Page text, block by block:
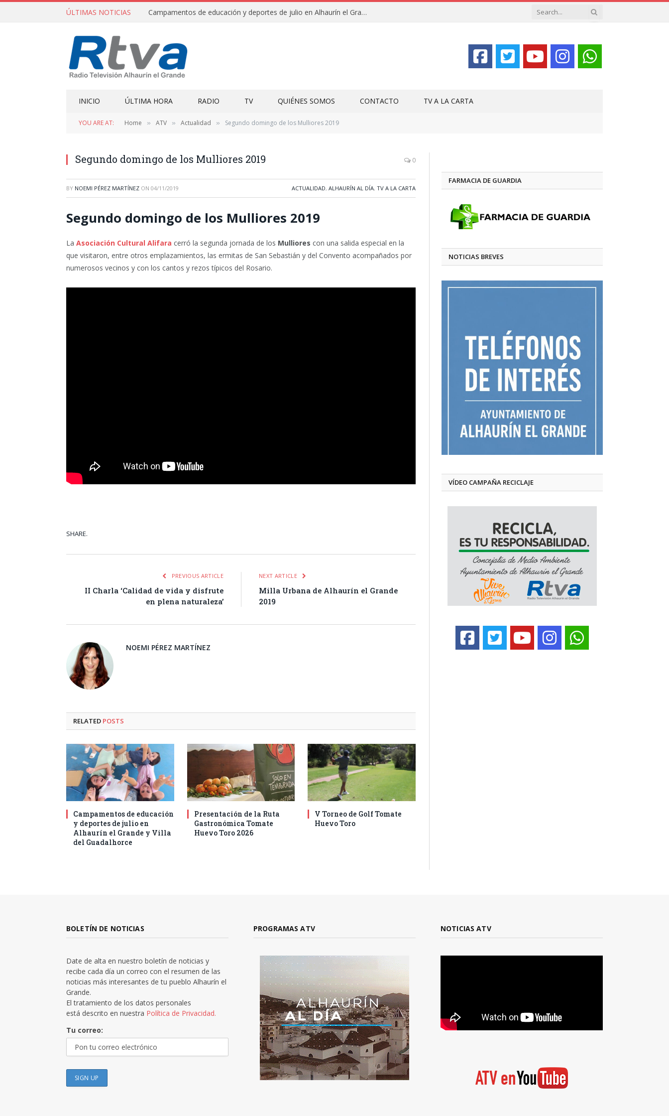
ÚLTIMAS NOTICIAS Campamentos de educación y deportes de julio en Alhaurín el Grande y Villa del Guadalhorce
INICIO ÚLTIMA HORA RADIO TV QUIÉNES SOMOS CONTACTO TV A LA CARTA
YOU ARE AT: Home » ATV » Actualidad » Segundo domingo de los Mulliores 2019
Segundo domingo de los Mulliores 2019 0
BY NOEMI PÉREZ MARTÍNEZ ON 04/11/2019 ACTUALIDAD, ALHAURÍN AL DÍA, TV A LA CARTA
Segundo domingo de los Mulliores 2019
La Asociación Cultural Alifara cerró la segunda jornada de los Mulliores con una salida especial en la
que visitaron, entre otros emplazamientos, las ermitas de San Sebastián y del Convento acompañados por
numerosos vecinos y con los cantos y rezos típicos del Rosario.
SHARE.
PREVIOUS ARTICLE
II Charla ‘Calidad de vida y disfrute
en plena naturaleza’
NEXT ARTICLE
Milla Urbana de Alhaurín el Grande
2019
NOEMI PÉREZ MARTÍNEZ
RELATED POSTS
Campamentos de educación
y deportes de julio en
Alhaurín el Grande y Villa
del Guadalhorce
Presentación de la Ruta
Gastronómica Tomate
Huevo Toro 2026
V Torneo de Golf Tomate
Huevo Toro
FARMACIA DE GUARDIA
NOTICIAS BREVES
VÍDEO CAMPAÑA RECICLAJE
BOLETÍN DE NOTICIAS
Date de alta en nuestro boletín de noticias y
recibe cada día un correo con el resumen de las
noticias más interesantes de tu pueblo Alhaurín el
Grande.
El tratamiento de los datos personales
está descrito en nuestra Política de Privacidad.
Tu correo:
PROGRAMAS ATV NOTICIAS ATV